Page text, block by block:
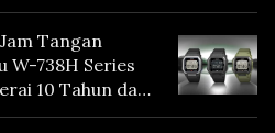
Tangan
W-738H Series
10 Tahun dan